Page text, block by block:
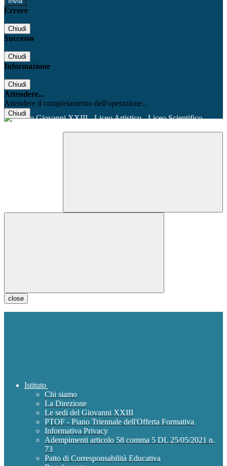
Errore
Chiudi
Successo
Chiudi
Informazione
Chiudi
Attendere...
Attendere il completamento dell'operazione...
Chiudi
close
Istituto
Chi siamo
La Direzione
Le sedi del Giovanni XXIII
PTOF - Piano Triennale dell'Offerta Formativa
Informativa Privacy
Adempimenti articolo 58 comma 5 DL 25/05/2021 n.
73
Patto di Corresponsabilità Educativa